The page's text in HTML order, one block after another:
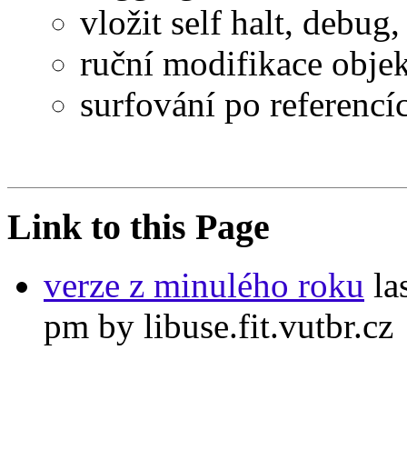
vložit self halt,
ruční modifikace
surfování po
Link to this Page
verze z minulého roku
pm by libuse.fit.vutbr.cz